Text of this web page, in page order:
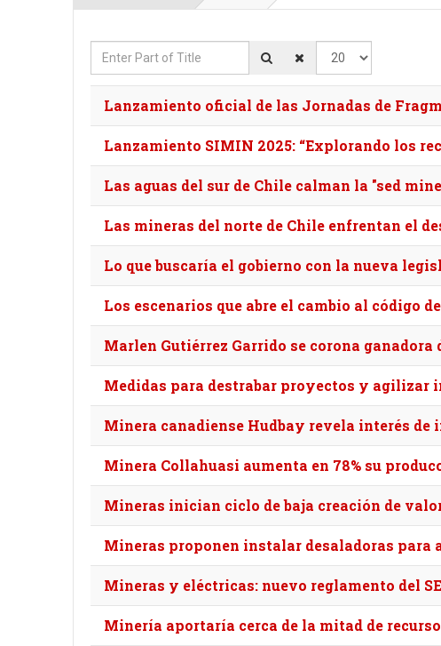
Enter Part of Title Display #
Lanzamiento oficial de las Jornadas de
Lanzamiento SIMIN 2025: “Explorando los
Las aguas del sur de Chile calman la "sed
Las mineras del norte de Chile enfrentan el
Lo que buscaría el gobierno con la nueva
Los escenarios que abre el cambio al código
Marlen Gutiérrez Garrido se corona
Medidas para destrabar proyectos y agilizar
Minera canadiense Hudbay revela interés de
Minera Collahuasi aumenta en 78% su
Mineras inician ciclo de baja creación de
Mineras proponen instalar desaladoras para
Mineras y eléctricas: nuevo reglamento del
Minería aportaría cerca de la mitad de